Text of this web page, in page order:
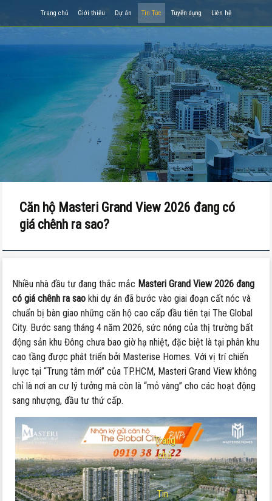
Trang chủ Giới thiệu Dự án Tin Tức Tuyển dụng Liên hệ
Trang
chủ
-
Tin
Căn hộ Masteri Grand View 2026 đang có
giá chênh ra sao?
Nhiều nhà đầu tư đang thắc mắc Masteri Grand View 2026 đang
có giá chênh ra sao khi dự án đã bước vào giai đoạn cất nóc và
chuẩn bị bàn giao những căn hộ cao cấp đầu tiên tại The Global
City. Bước sang tháng 4 năm 2026, sức nóng của thị trường bất
động sản khu Đông chưa bao giờ hạ nhiệt, đặc biệt là tại phân khu
cao tầng được phát triển bởi Masterise Homes. Với vị trí chiến
lược tại “Trung tâm mới” của TP.HCM, Masteri Grand View không
chỉ là nơi an cư lý tưởng mà còn là “mỏ vàng” cho các hoạt động
sang nhượng, đầu tư thứ cấp.